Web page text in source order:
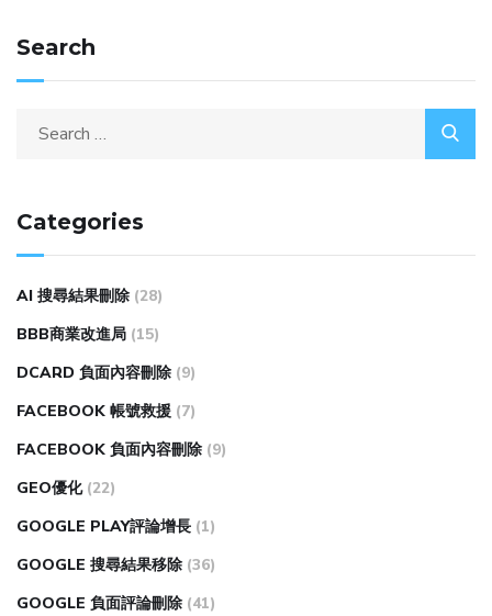
Search
Categories
AI 搜尋結果刪除 (28)
BBB商業改進局 (15)
DCARD 負面內容刪除 (9)
FACEBOOK 帳號救援 (7)
FACEBOOK 負面內容刪除 (9)
GEO優化 (22)
GOOGLE PLAY評論增長 (1)
GOOGLE 搜尋結果移除 (36)
GOOGLE 負面評論刪除 (41)